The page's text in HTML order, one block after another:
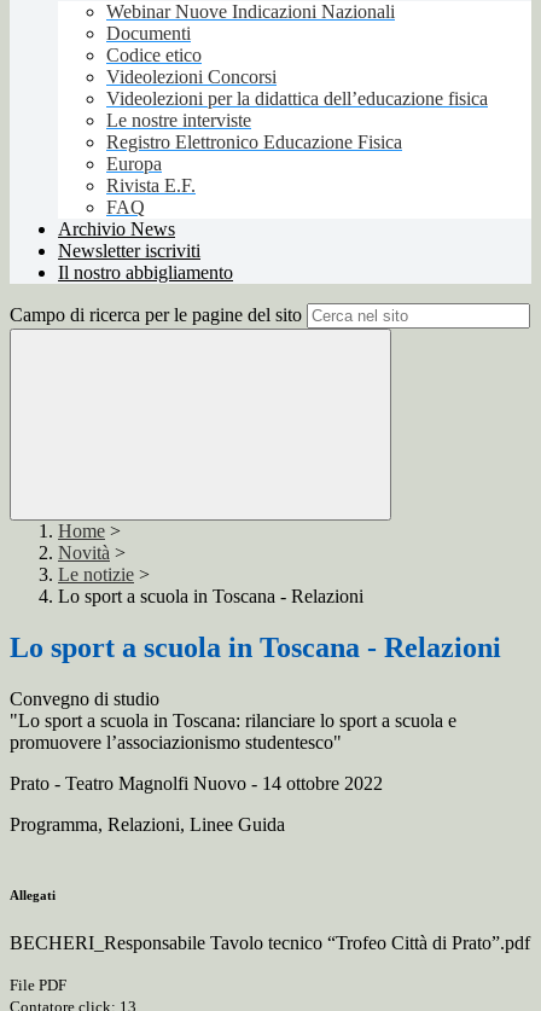
Webinar Nuove Indicazioni Nazionali
Documenti
Codice etico
Videolezioni Concorsi
Videolezioni per la didattica dell’educazione fisica
Le nostre interviste
Registro Elettronico Educazione Fisica
Europa
Rivista E.F.
FAQ
Archivio News
Newsletter iscriviti
Il nostro abbigliamento
Campo di ricerca per le pagine del sito
Home >
Novità >
Le notizie >
Lo sport a scuola in Toscana - Relazioni
Lo sport a scuola in Toscana - Relazioni
Convegno di studio
"Lo sport a scuola in Toscana: rilanciare lo sport a scuola e
promuovere l’associazionismo studentesco"
Prato - Teatro Magnolfi Nuovo - 14 ottobre 2022
Programma, Relazioni, Linee Guida
Allegati
BECHERI_Responsabile Tavolo tecnico “Trofeo Città di Prato”.pdf
File PDF
Contatore click: 13